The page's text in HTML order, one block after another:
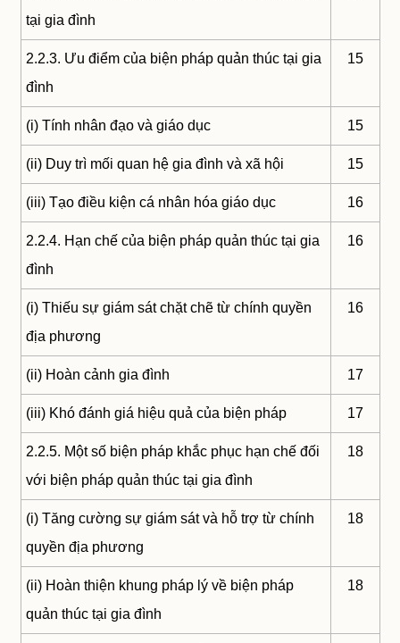
tại gia đình
2.2.3. Ưu điểm của biện pháp quản thúc tại gia
đình
15
(i) Tính nhân đạo và giáo dục 15
(ii) Duy trì mối quan hệ gia đình và xã hội 15
(iii) Tạo điều kiện cá nhân hóa giáo dục 16
2.2.4. Hạn chế của biện pháp quản thúc tại gia
đình
16
(i) Thiếu sự giám sát chặt chẽ từ chính quyền
địa phương
16
(ii) Hoàn cảnh gia đình 17
(iii) Khó đánh giá hiệu quả của biện pháp 17
2.2.5. Một số biện pháp khắc phục hạn chế đối
với biện pháp quản thúc tại gia đình
18
(i) Tăng cường sự giám sát và hỗ trợ từ chính
quyền địa phương
18
(ii) Hoàn thiện khung pháp lý về biện pháp
quản thúc tại gia đình
18